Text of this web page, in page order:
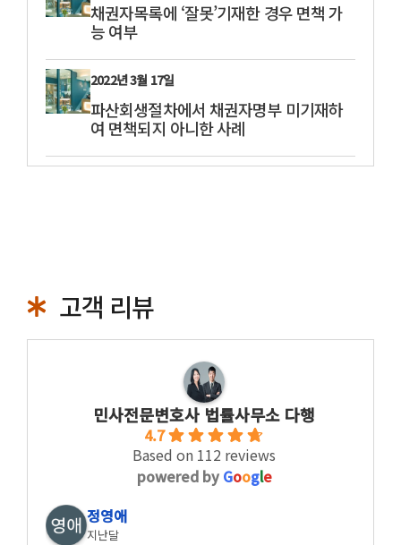
채권자목록에 ‘잘못’기재한 경우 면책 가
능 여부
2022년 3월 17일
파산회생절차에서 채권자명부 미기재하
여 면책되지 아니한 사례
고객 리뷰
민사전문변호사 법률사무소 다행
4.7
Based on 112 reviews
powered by Google
정영애
지난달